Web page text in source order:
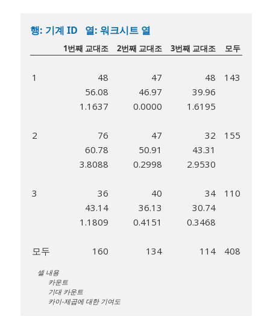
행: 기계 ID 열: 워크시트 열
1번째 교대조 2번째 교대조 3번째 교대조 모두
1 48 47 48
143
56.08
46.97
39.96
1.1637
0.0000 1.6195
2 76 47 32
155
60.78
50.91
43.31
3.8088
0.2998 2.9530
3 36 40 34
110
43.14
36.13
30.74
1.1809
0.4151 0.3468
모두 160 134 114 408
셀 내용
카운트
기대 카운트
카이-제곱에 대한 기여도